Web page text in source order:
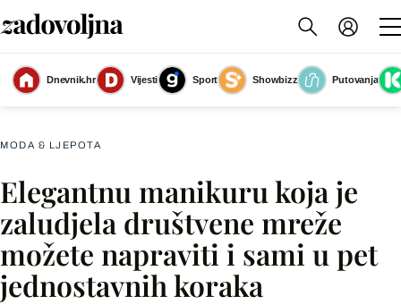
Dnevnik.hr Vijesti Sport Showbizz
Putovanja
Mramorni nokti
(Foto: Shutterstock)
MODA & LJEPOTA
Elegantnu manikuru koja je
zaludjela društvene mreže
možete napraviti i sami u pet
jednostavnih koraka
Facebook
X